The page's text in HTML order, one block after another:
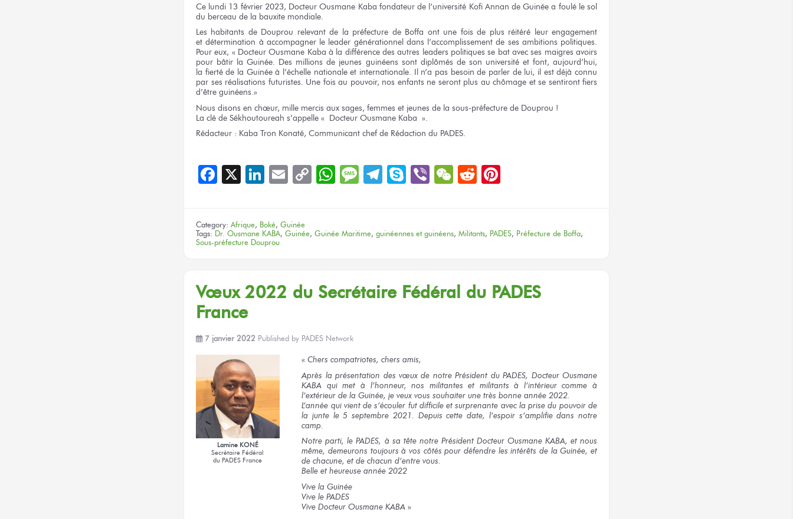
Ce lundi 13 février2023, DocteurOusmane Kaba fondateurde l’université Kofi Annan de Guinée a foulé le sol
du berceau de la bauxite mondiale.
Les habitants de Douprou relevantde la préfecture de Boffa ont une foisde plus réitéré leur engagement
et détermination à accompagner le leader générationnel dans l’accomplissement de ses ambitions politiques.
Pour eux, « DocteurOusmane Kaba à la différence des autres leaders politiquesse bat avec ses maigres avoirs
pour bâtir la Guinée. Des millions de jeunes guinéens sont diplômés de son université et font, aujourd’hui,
la fierté de la Guinée à l’échelle nationaleet internationale. Il n’a pas besoinde parler de lui, il est déjà connu
par ses réalisations futuristes. Une fois au pouvoir, nos enfants ne serontplus au chômage et se sentirontfiers
d’être guinéens.»
Nous disons en chœur, mille mercis aux sages, femmes et jeunes de la sous-préfecture de Douprou !
La clé de Sékhoutoureah s’appelle « Docteur Ousmane Kaba ».
Rédacteur : Kaba Tron Konaté, Communicant chef de Rédaction du PADES.
Facebook
X LinkedIn
EmailCopyWhatsApp
Message
Telegram
SkypeViberWeChat
Reddit
Category: Afrique, Boké, Guinée
Tags: Dr. Ousmane KABA, Guinée, Guinée Maritime, guinéennes et guinéens, Militants, PADES, Préfecture de Boffa,
Sous-préfecture Douprou
Vœux 2022 du Secrétaire Fédéral du PADES
France
7 janvier 2022 Published by PADES Network
Lamine KONÉ
Secrétaire Fédéral
du PADES France
«Chers compatriotes, chers amis,
Après la présentation des vœux de notre Président du PADES, Docteur Ousmane
KABA qui met à l’honneur, nos militantes et militants à l’intérieur comme à
l’extérieur de la Guinée, je veux vous souhaiter une très bonne année 2022.
L’année qui vient de s’écouler fut difficile et surprenante avec la prise du pouvoir de
la junte le 5 septembre 2021. Depuis cette date, l’espoir s’amplifie dans notre
camp.
Notre parti, le PADES, à sa tête notre Président Docteur Ousmane KABA, et nous
même, demeurons toujours à vos côtés pour défendre les intérêts de la Guinée, et
de chacune, et de chacun d’entre vous.
Belle et heureuse année 2022
Vive la Guinée
Vive le PADES
Vive Docteur Ousmane KABA »